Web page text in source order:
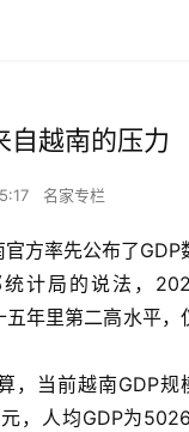
自越南的压力
名家专栏
方率先公布了GDP
计局的说法，
年里第二高水平，
，当前越南GDP规
，人均GDP为